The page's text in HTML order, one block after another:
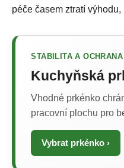
péče časem ztratí
STABILITA A OCHRANA
Kuchyňská
Vhodné prkénko
pracovní plochu pro
Vybrat prkénko ›